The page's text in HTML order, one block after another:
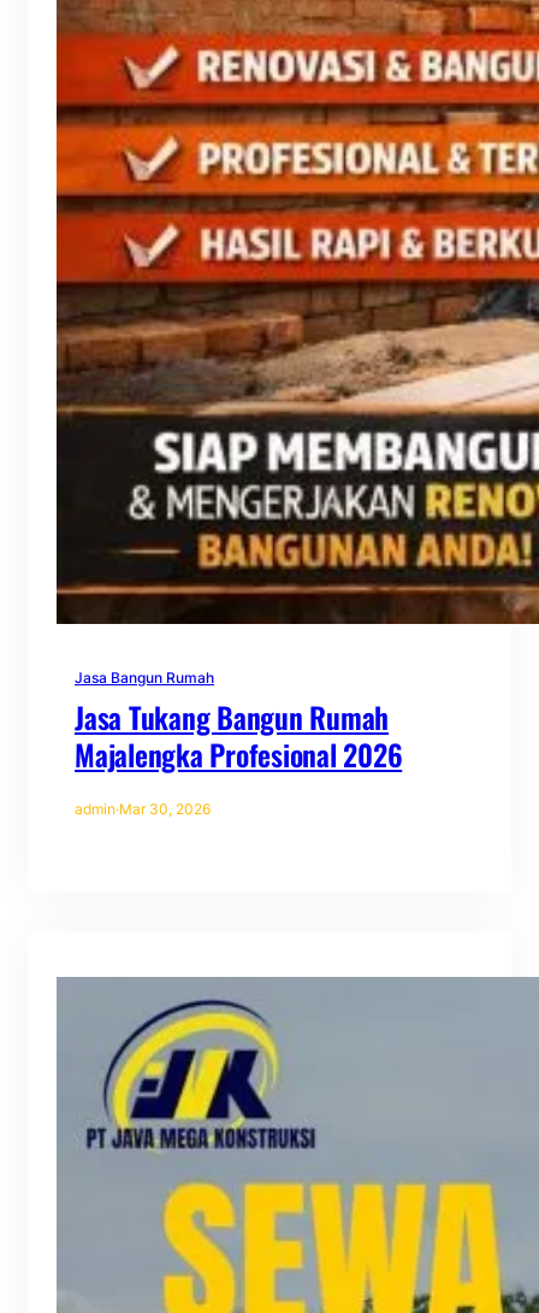
Jasa Bangun Rumah
Jasa Tukang Bangun Rumah
Majalengka Profesional 2026
admin·Mar 30, 2026